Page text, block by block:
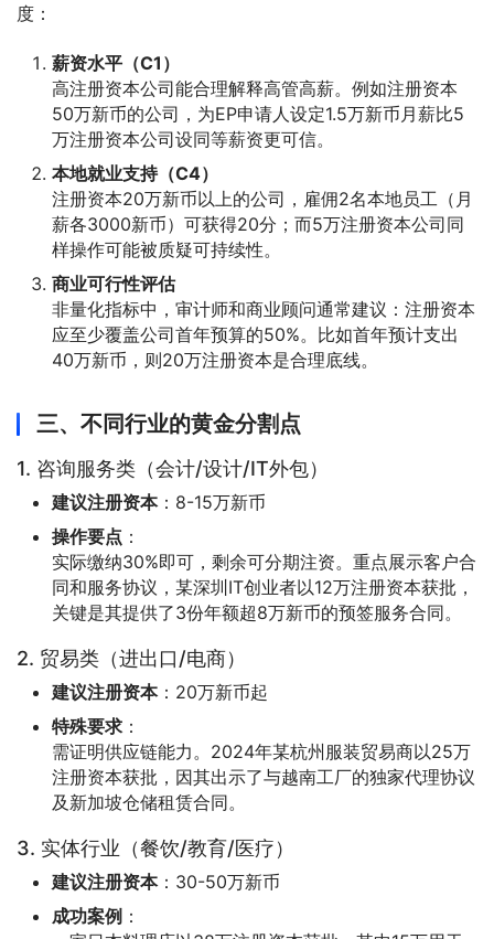
度：
薪资水平（C1）
高注册资本公司能合理解释高管高薪。例如注册资本
50万新币的公司，为EP申请人设定1.5万新币月薪比5
万注册资本公司设同等薪资更可信。
本地就业支持（C4）
注册资本20万新币以上的公司，雇佣2名本地员工（月
薪各3000新币）可获得20分；而5万注册资本公司同
样操作可能被质疑可持续性。
商业可行性评估
非量化指标中，审计师和商业顾问通常建议：注册资本
应至少覆盖公司首年预算的50%。比如首年预计支出
40万新币，则20万注册资本是合理底线。
三、不同行业的黄金分割点
1. 咨询服务类（会计/设计/IT外包）
建议注册资本：8-15万新币
操作要点 ：
实际缴纳30%即可，剩余可分期注资。重点展示客户合
同和服务协议，某深圳IT创业者以12万注册资本获批，
关键是其提供了3份年额超8万新币的预签服务合同。
2. 贸易类（进出口/电商）
建议注册资本：20万新币起
特殊要求 ：
需证明供应链能力。2024年某杭州服装贸易商以25万
注册资本获批，因其出示了与越南工厂的独家代理协议
及新加坡仓储租赁合同。
3. 实体行业（餐饮/教育/医疗）
建议注册资本：30-50万新币
成功案例 ：